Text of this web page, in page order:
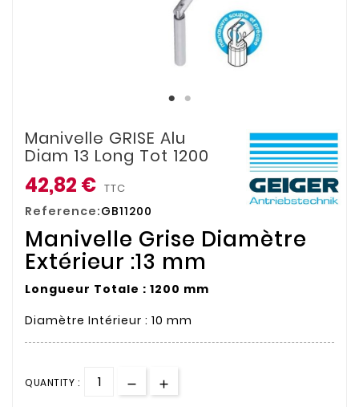
Manivelle GRISE Alu
Diam 13 Long Tot 1200
42,82 € TTC
Reference:GB11200
Manivelle Grise Diamètre
Extérieur :13 mm
Longueur Totale : 1200 mm
Diamètre Intérieur : 10 mm
QUANTITY :